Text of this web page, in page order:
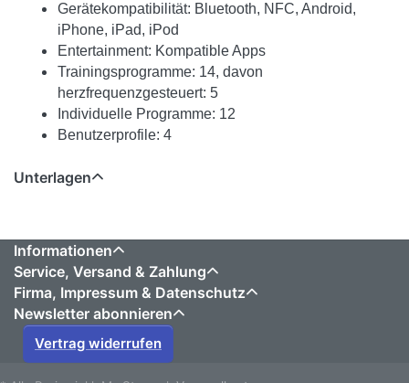
Gerätekompatibilität: Bluetooth, NFC, Android,
iPhone, iPad, iPod
Entertainment: Kompatible Apps
Trainingsprogramme: 14, davon
herzfrequenzgesteuert: 5
Individuelle Programme: 12
Benutzerprofile: 4
Unterlagen
Informationen
Service, Versand & Zahlung
Firma, Impressum & Datenschutz
Newsletter abonnieren
Vertrag widerrufen